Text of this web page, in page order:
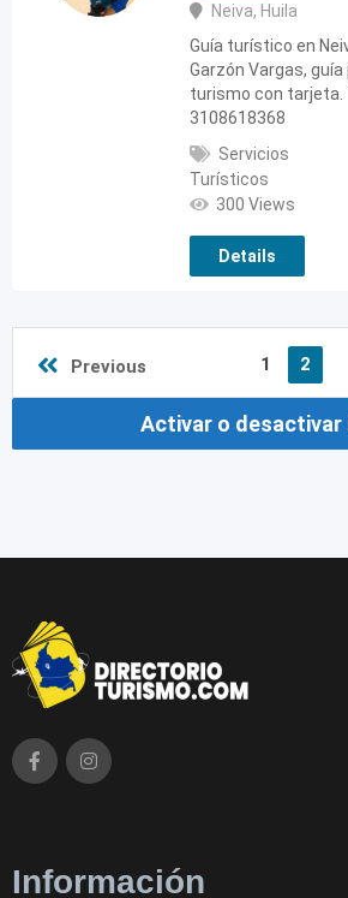
Neiva, Huila
Guía turístico en
Garzón Vargas,
turismo con tarjeta.
3108618368
Servicios
Turísticos
300 Views
Details
Previous 1 2
Activar o
Información